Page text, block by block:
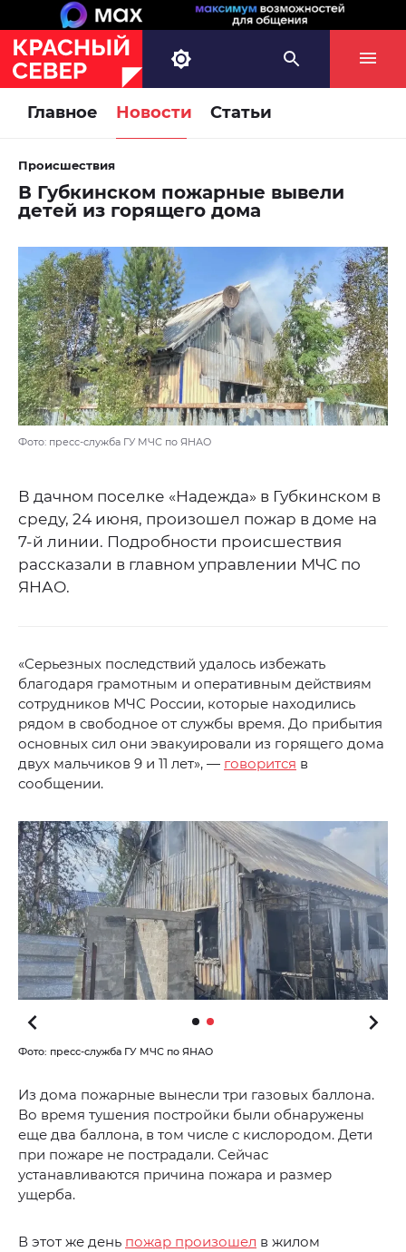
Главное Новости Статьи
Происшествия
В Губкинском пожарные вывели
детей из горящего дома
Фото: пресс-служба ГУ МЧС по ЯНАО
В дачном поселке «Надежда» в Губкинском в
среду, 24 июня, произошел пожар в доме на
7-й линии. Подробности происшествия
рассказали в главном управлении МЧС по
ЯНАО.
«Серьезных последствий удалось избежать
благодаря грамотным и оперативным действиям
сотрудников МЧС России, которые находились
рядом в свободное от службы время. До прибытия
основных сил они эвакуировали из горящего дома
двух мальчиков 9 и 11 лет», — говорится в
сообщении.
Фото: пресс-служба ГУ МЧС по ЯНАО
Из дома пожарные вынесли три газовых баллона.
Во время тушения постройки были обнаружены
еще два баллона, в том числе с кислородом. Дети
при пожаре не пострадали. Сейчас
устанавливаются причина пожара и размер
ущерба.
В этот же день пожар произошел в жилом